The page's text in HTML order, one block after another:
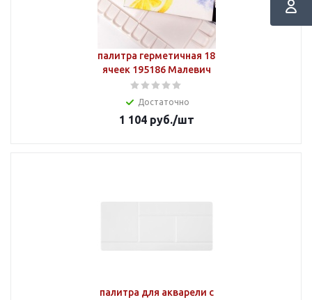
палитра герметичная 18
ячеек 195186 Малевич
Достаточно
1 104руб./шт
палитра для акварели с